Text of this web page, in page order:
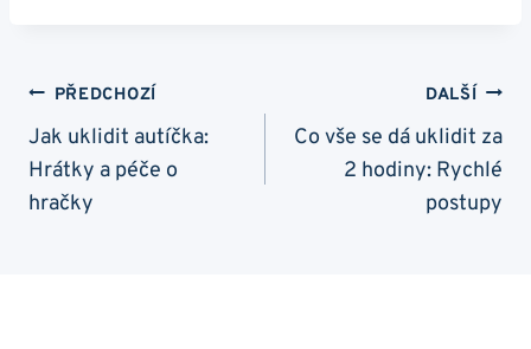
Navigace
Pro
Příspěvek
PŘEDCHOZÍ
Jak uklidit autíčka:
Hrátky a péče o
hračky
DALŠÍ
Co vše se dá uklidit za
2 hodiny: Rychlé
postupy